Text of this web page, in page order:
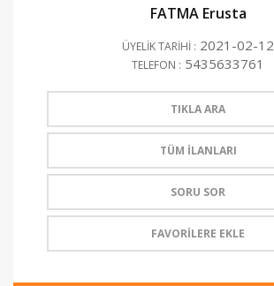
FATMA Erusta
ÜYELİK TARİHİ : 2021-02-12
TELEFON : 5435633761
TIKLA ARA
TÜM İLANLARI
SORU SOR
FAVORİLERE EKLE